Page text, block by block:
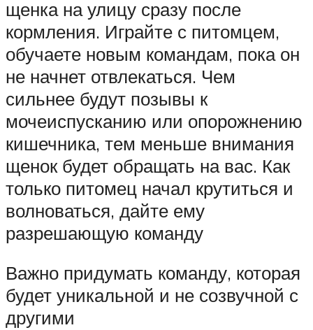
щенка на улицу сразу после
кормления. Играйте с питомцем,
обучаете новым командам, пока он
не начнет отвлекаться. Чем
сильнее будут позывы к
мочеиспусканию или опорожнению
кишечника, тем меньше внимания
щенок будет обращать на вас. Как
только питомец начал крутиться и
волноваться, дайте ему
разрешающую команду
Важно придумать команду, которая
будет уникальной и не созвучной с
другими